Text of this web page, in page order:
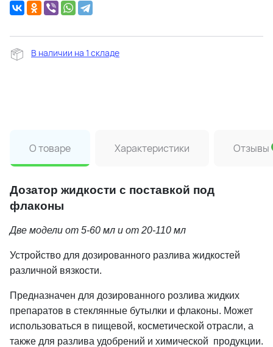
В наличии на 1 складе
О товаре Характеристики Отзывы
Дозатор жидкости с поставкой под
флаконы
Две модели от 5-60 мл и от 20-110 мл
Устройство для дозированного разлива жидкостей
различной вязкости.
Предназначен для дозированного розлива жидких
препаратов в стеклянные бутылки и флаконы. Может
использоваться в пищевой, косметической отрасли, а
также для разлива удобрений и химической продукции.